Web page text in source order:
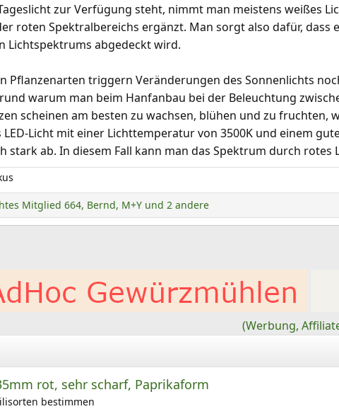
zur Verfügung steht, nimmt man meistens weißes
roten Spektralbereichs ergänzt. Man sorgt also dafür,
Lichtspektrums abgedeckt wird.
Pflanzenarten triggern Veränderungen des Sonnenlichts
warum man beim Hanfanbau bei der Beleuchtung
scheinen am besten zu wachsen, blühen und zu
LED-Licht mit einer Lichttemperatur von 3500K und einem
stark ab. In diesem Fall kann man das Spektrum durch rotes
Mitglied 664, Bernd, M+Y und 2 andere
(Werbung,
rot, sehr scharf, Paprikaform
bestimmen